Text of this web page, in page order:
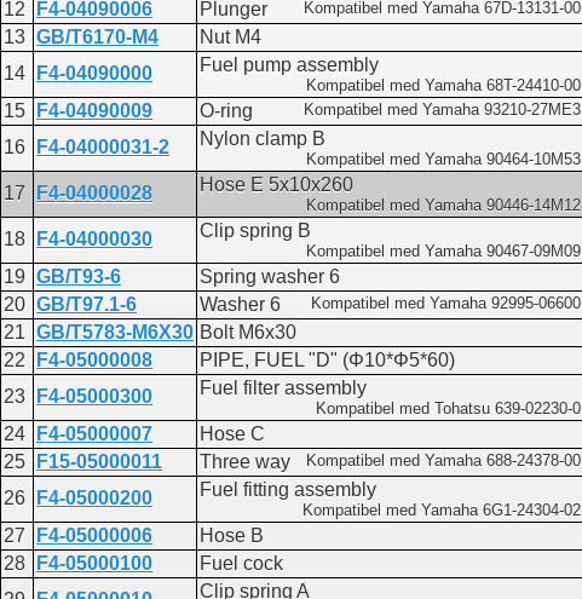
12 F4-04090006 Plunger Kompatibel med Yamaha 67D-13131-00
13 GB/T6170-M4
Nut M4
14
F4-04090000 Fuel pump assembly
Kompatibel med Yamaha 68T-24410-00
15 F4-04090009 O-ring Kompatibel med Yamaha 93210-27ME3
16 F4-04000031-2 Nylon clamp B
Kompatibel med Yamaha 90464-10M53
17 F4-04000028 Hose E 5x10x260
Kompatibel med Yamaha 90446-14M12
18 F4-04000030 Clip spring B
Kompatibel med Yamaha 90467-09M09
19 GB/T93-6
Spring washer 6
20 GB/T97.1-6 Washer 6 Kompatibel med Yamaha 92995-06600
21 GB/T5783-M6X30 Bolt M6x30
22
F4-05000008
PIPE, FUEL "D" (Φ10*Φ5*60)
23
F4-05000300 Fuel filter assembly
Kompatibel med Tohatsu 639-02230-0
24 F4-05000007
Hose C
25
F15-05000011 Three way Kompatibel med Yamaha 688-24378-00
26 F4-05000200 Fuel fitting assembly
Kompatibel med Yamaha 6G1-24304-02
27 F4-05000006
Hose B
28
F4-05000100
Fuel cock
Clip spring A